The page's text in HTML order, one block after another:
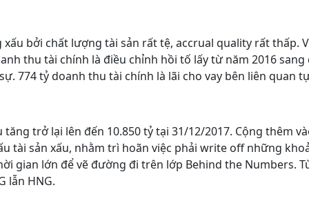
xấu bởi chất lượng tài sản rất tệ, accrual quality rất
thu tài chính là điều chỉnh hồi tố lấy từ năm 2016
774 tỷ doanh thu tài chính là lãi cho vay bên liên quan
trở lại lên đến 10.850 tỷ tại 31/12/2017. Cộng
tài sản xấu, nhằm trì hoãn việc phải write off những
lớn để vẽ đường đi trên lớp Behind the Numbers.
lẫn HNG.